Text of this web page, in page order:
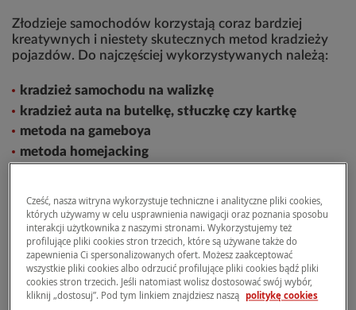
Złodzieje samochodów korzystają coraz bardziej
kreatywnych i niestety skutecznych metod kradzieży
pojazdów. Do najczęściej wykorzystywanych należą:
kradzież samochodu na walizkę
kradzież auta na butelkę, stłuczkę czy kartkę
metoda na gameboya
metoda homejacking
Kradzież samochodu „na walizkę" polega na tym, że
złodzieje wyposażeni w skaner, wzmacniacz i
transmiter sygnału ukryty na ogół w niewielkiej walizce,
zbliżają się do pojazdu na tyle, by móc wychwycić
sygnał kluczyka lub pilota. W tym samym czasie jeden z
przestępców podchodzi do samochodu, podczas gdy
drugi z nich wykorzystuje urządzenie w walizce jak
Cześć, nasza witryna wykorzystuje techniczne i analityczne pliki cookies,
których używamy w celu usprawnienia nawigacji oraz poznania sposobu
interakcji użytkownika z naszymi stronami. Wykorzystujemy też
profilujące pliki cookies stron trzecich, które są używane także do
zapewnienia Ci spersonalizowanych ofert. Możesz zaakceptować
wszystkie pliki cookies albo odrzucić profilujące pliki cookies bądź pliki
cookies stron trzecich. Jeśli natomiast wolisz dostosować swój wybór,
kliknij „dostosuj”. Pod tym linkiem znajdziesz naszą politykę cookies